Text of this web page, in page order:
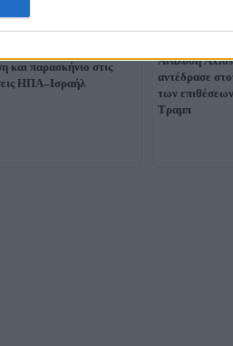
σε Νετανιάχου:
μπορεί να μείνεις
και παρασκήνιο στις
ΗΠΑ–Ισραήλ
Ανάλυση
αντέδρασε
των
Τραμπ